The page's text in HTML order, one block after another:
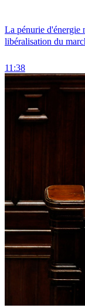
La pénurie d'énergie
libéralisation du
11:38